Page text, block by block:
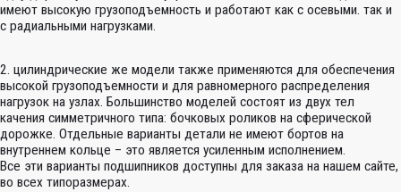
имеют высокую грузоподъемность и работают как с осевыми. так и
с радиальными нагрузками.
2. цилиндрические же модели также применяются для обеспечения
высокой грузоподъемности и для равномерного распределения
нагрузок на узлах. Большинство моделей состоят из двух тел
качения симметричного типа: бочковых роликов на сферической
дорожке. Отдельные варианты детали не имеют бортов на
внутреннем кольце – это является усиленным исполнением.
Все эти варианты подшипников доступны для заказа на нашем сайте,
во всех типоразмерах.